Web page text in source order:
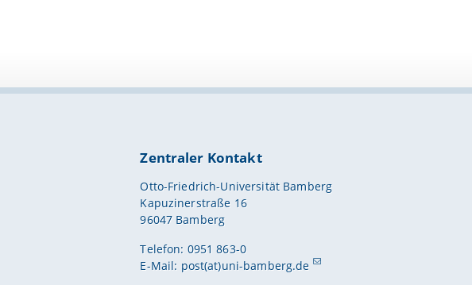
Zentraler Kontakt
Otto-Friedrich-Universität Bamberg
Kapuzinerstraße 16
96047 Bamberg
Telefon: 0951 863-0
E-Mail: post(at)uni-bamberg.de